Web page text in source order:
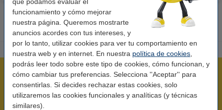
funcionamiento y cómo mejorar
nuestra página. Queremos mostrarte
anuncios acordes con tus intereses, y
por lo tanto, utilizar cookies para ver tu comportamiento en
nuestra web y en internet. En nuestra política de cookies
podrás leer todo sobre este tipo de cookies, cómo funcionan, y
cómo cambiar tus preferencias. Selecciona ''Aceptar'' para
consentirlas. Si decides rechazar estas cookies, solo
utilizaremos las cookies funcionales y analíticas (y técnicas
similares).
Rápido y sencillo
¡Recibe en 24 horas!
Mejor Precio Garantizado